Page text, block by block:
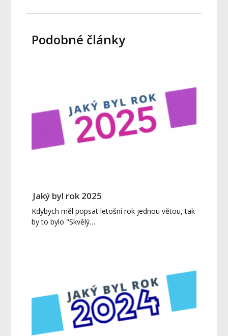
Podobné články
Jaký byl rok 2025
Kdybych měl popsat letošní rok jednou větou, tak
by to bylo "Skvělý…